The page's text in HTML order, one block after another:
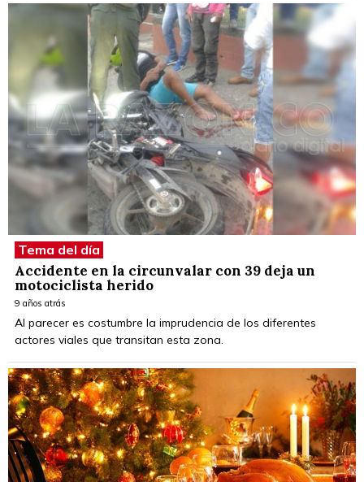
Tema del día
Accidente en la circunvalar con 39 deja un
motociclista herido
9 años atrás
Al parecer es costumbre la imprudencia de los diferentes
actores viales que transitan esta zona.